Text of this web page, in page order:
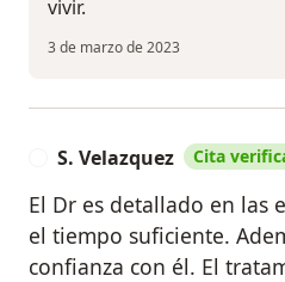
vivir.
3 de marzo de 2023
S. Velazquez Cita
El Dr es detallado en las
el tiempo suficiente.
confianza con él. El